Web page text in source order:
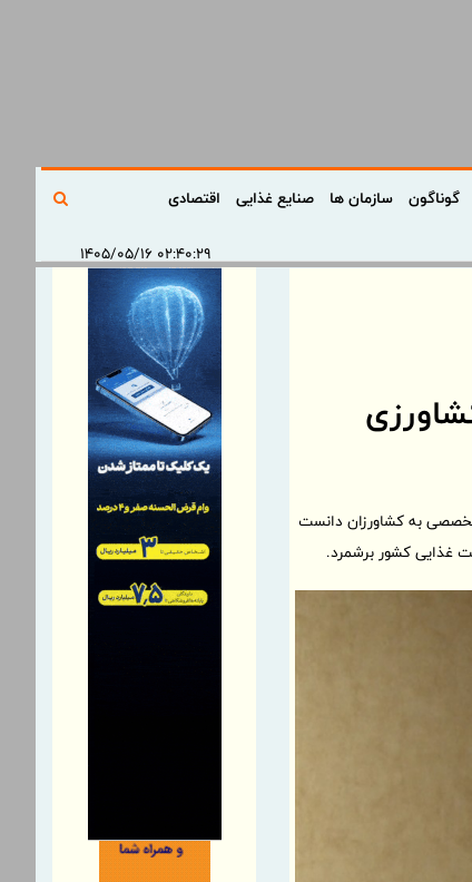
گوناگون سازمان ها صنایع غذایی اقتصادی
به کشاورزان دانست
غذایی کشور برشمرد.